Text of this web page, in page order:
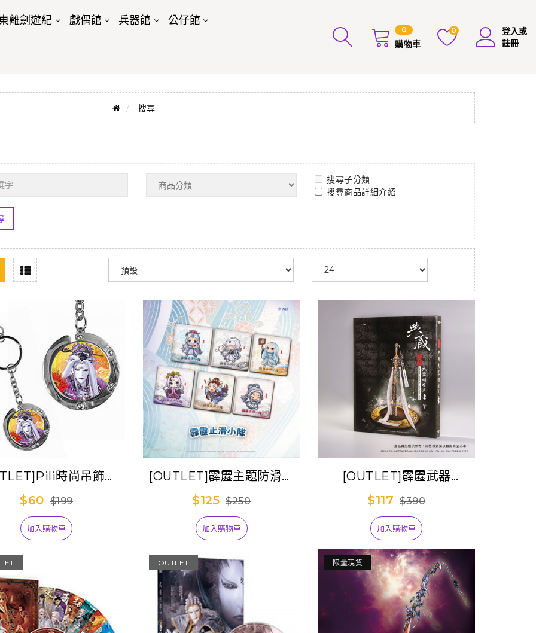
離劍遊紀 戲偶館 兵器館 公仔館
0
購物車
0
登入或
註冊
搜尋
搜尋子分類
搜尋商品詳細介紹
時尚吊飾包
袋掛勾Ⅱ-妖后
$60 $199
加入購物車
[OUTLET]霹靂主題防滑貼
片─霹靂止滑小隊
$125 $250
加入購物車
[OUTLET]霹靂武器
Postcard書
$117 $390
加入購物車
OUTLET 限量現貨